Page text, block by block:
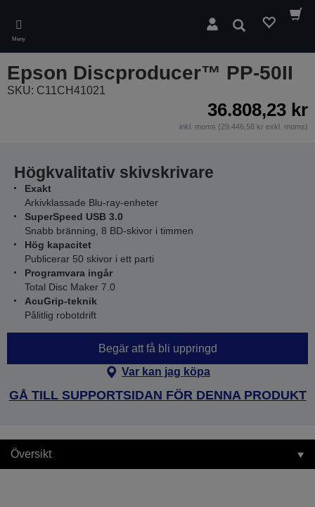
main
content
Meny
Sök
Epson Discproducer™ PP-50II
SKU: C11CH41021
36.808,23 kr
inkl. moms (29.446,58 kr exkl. moms)
Högkvalitativ skivskrivare
Exakt
Arkivklassade Blu-ray-enheter
SuperSpeed USB 3.0
Snabb bränning, 8 BD-skivor i timmen
Hög kapacitet
Publicerar 50 skivor i ett parti
Programvara ingår
Total Disc Maker 7.0
AcuGrip-teknik
Pålitlig robotdrift
Begär att få bli uppringd
Var kan jag köpa
GÅ TILL SUPPORTSIDAN FÖR DENNA PRODUKT
Översikt